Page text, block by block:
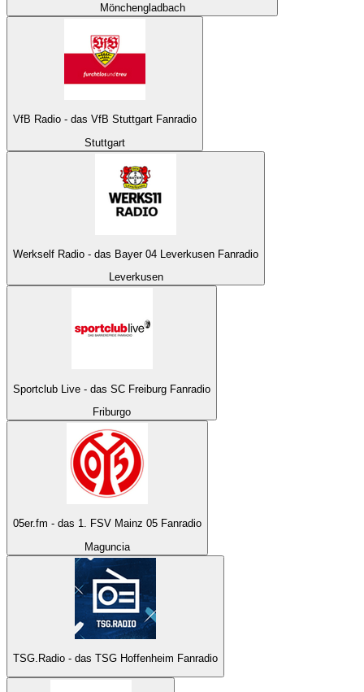
Mönchengladbach
VfB Radio - das VfB Stuttgart Fanradio
Stuttgart
Werkself Radio - das Bayer 04 Leverkusen Fanradio
Leverkusen
Sportclub Live - das SC Freiburg Fanradio
Friburgo
05er.fm - das 1. FSV Mainz 05 Fanradio
Maguncia
TSG.Radio - das TSG Hoffenheim Fanradio